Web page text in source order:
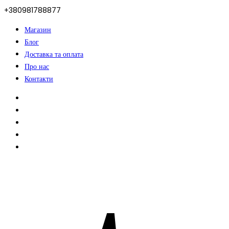
+380981788877
Магазин
Блог
Доставка та оплата
Про нас
Контакти